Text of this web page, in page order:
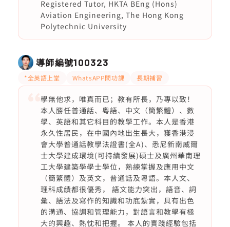
Registered Tutor, HKTA BEng (Hons)
Aviation Engineering, The Hong Kong
Polytechnic University
導師編號100323
*全英語上堂 WhatsAPP問功課 長期補習
學無他求，唯真而已；教有所長，乃專以致！
本人勝任普通話、粵語、中文（簡繁體）、數
學、英語和其它科目的教學工作。本人是香港
永久性居民，在中國內地出生長大，獲香港浸
會大學普通話教學法證書(全A)、悉尼新南威爾
士大學建成環境(可持續發展)碩士及廣州華南理
工大學建築學學士學位，熟練掌握及應用中文
（簡繁體）及英文，普通話及粵語。本人文、
理科成績都很優秀， 語文能力突出，語音、詞
彙、語法及寫作的知識和功底紮實，具有出色
的溝通、協調和管理能力，對語言和教學有極
大的興趣、熱忱和把握。 本人的實踐經驗包括